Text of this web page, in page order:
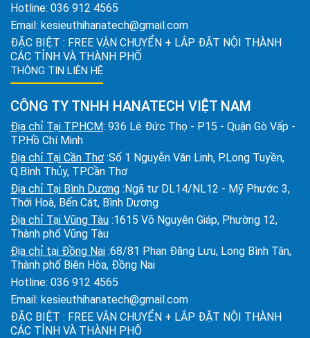
Hotline: 036 912 4565
Email: kesieuthihanatech@gmail.com
ĐẶC BIỆT : FREE VẬN CHUYỂN + LẮP ĐẶT NỘI THÀNH
CÁC TỈNH VÀ THÀNH PHỐ
THÔNG TIN LIÊN HỆ
CÔNG TY TNHH HANATECH VIỆT NAM
Địa chỉ Tại TPHCM: 936 Lê Đức Thọ - P15 - Quận Gò Vấp -
TP.Hồ Chí Minh
Địa chỉ Tại Cần Thơ :Số 1 Nguyễn Văn Linh, P.Long Tuyền,
Q.Bình Thủy, TP.Cần Thơ
Địa chỉ Tại Bình Dương :Ngã tư DL14/NL12 - Mỹ Phước 3,
Thới Hoà, Bến Cát, Bình Dương
Địa chỉ Tại Vũng Tàu :1615 Võ Nguyên Giáp, Phường 12,
Thành phố Vũng Tàu
Địa chỉ tại Đồng Nai :68/81 Phan Đăng Lưu, Long Bình Tân,
Thành phố Biên Hòa, Đồng Nai
Hotline: 036 912 4565
Email: kesieuthihanatech@gmail.com
ĐẶC BIỆT : FREE VẬN CHUYỂN + LẮP ĐẶT NỘI THÀNH
CÁC TỈNH VÀ THÀNH PHỐ